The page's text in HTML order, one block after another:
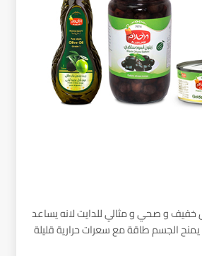
و صحي و مثالي للدايت لانه يساعد
الجسم طاقة مع سعرات حرارية قليلة